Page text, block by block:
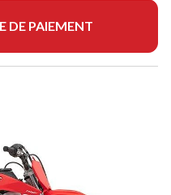
DE PAIEMENT